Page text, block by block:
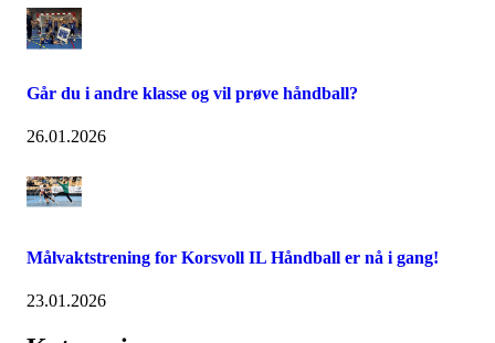
Går du i andre klasse og vil prøve håndball?
26.01.2026
Målvaktstrening for Korsvoll IL Håndball er nå i gang!
23.01.2026